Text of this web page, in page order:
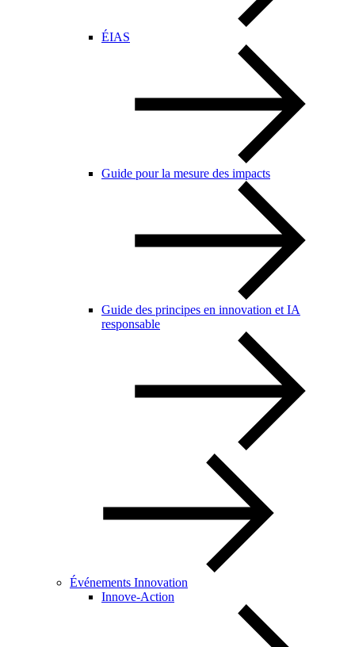
ÉIAS
Guide pour la mesure des impacts
Guide des principes en innovation et IA
responsable
Événements Innovation
Innove-Action